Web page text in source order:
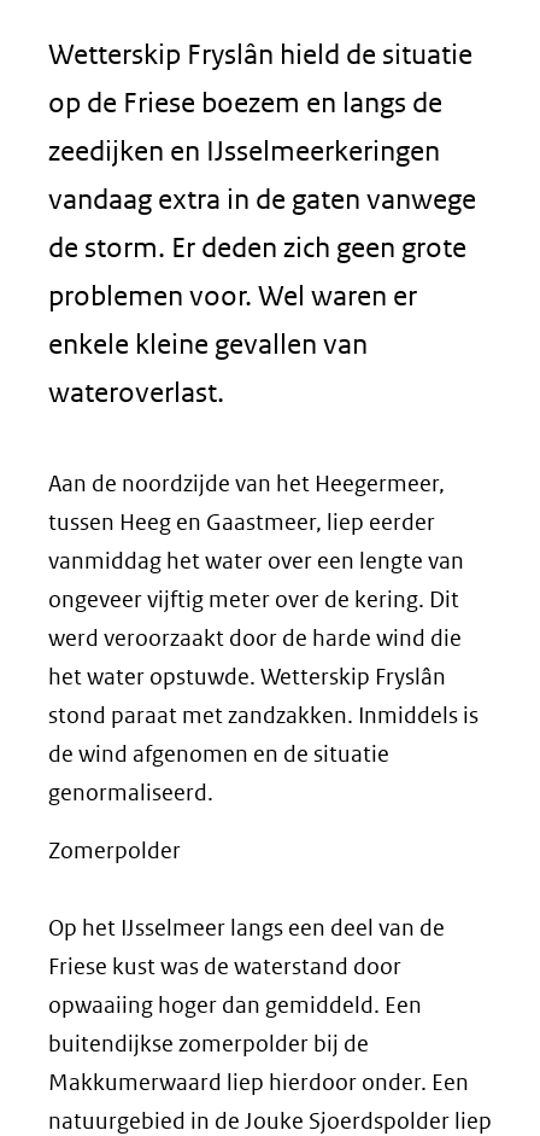
Wetterskip Fryslân hield de situatie
op de Friese boezem en langs de
zeedijken en IJsselmeerkeringen
vandaag extra in de gaten vanwege
de storm. Er deden zich geen grote
problemen voor. Wel waren er
enkele kleine gevallen van
wateroverlast.
Aan de noordzijde van het Heegermeer,
tussen Heeg en Gaastmeer, liep eerder
vanmiddag het water over een lengte van
ongeveer vijftig meter over de kering. Dit
werd veroorzaakt door de harde wind die
het water opstuwde. Wetterskip Fryslân
stond paraat met zandzakken. Inmiddels is
de wind afgenomen en de situatie
genormaliseerd.
Zomerpolder
Op het IJsselmeer langs een deel van de
Friese kust was de waterstand door
opwaaiing hoger dan gemiddeld. Een
buitendijkse zomerpolder bij de
Makkumerwaard liep hierdoor onder. Een
natuurgebied in de Jouke Sjoerdspolder liep